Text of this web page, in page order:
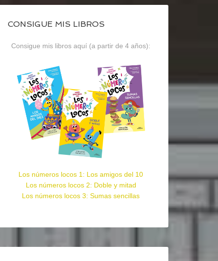
CONSIGUE MIS LIBROS
Consigue mis libros aquí (a partir de 4 años):
Los números locos 1: Los amigos del 10
Los números locos 2: Doble y mitad
Los números locos 3: Sumas sencillas